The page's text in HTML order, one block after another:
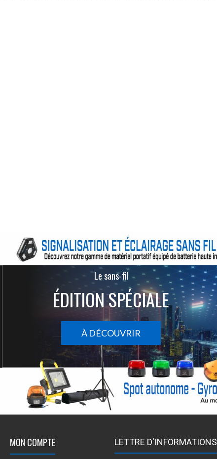
Le sans-fil
ÉDITION SPÉCIALE
À DÉCOUVRIR
MON COMPTE LETTRE D'INFORMATIONS